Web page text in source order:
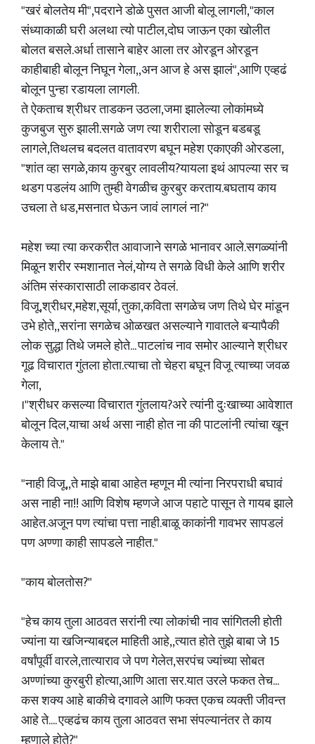
"खरं बोलतेय मी",पदराने डोळे पुसत आजी बोलू लागली,"काल
संध्याकाळी घरी अलथा त्यो पाटील,दोघ जाऊन एका खोलीत
बोलत बसले.अर्धा तासाने बाहेर आला तर ओरडून ओरडून
काहीबाही बोलून निघून गेला,,अन आज हे अस झालं",आणि एव्हढं
बोलून पुन्हा रडायला लागली.
ते ऐकताच श्रीधर ताडकन उठला,जमा झालेल्या लोकांमध्ये
कुजबुज सुरु झाली.सगळे जण त्या शरीराला सोडून बडबडू
लागले,तिथलच बदलत वातावरण बघून महेश एकाएकी ओरडला,
"शांत व्हा सगळे,काय कुरबुर लावलीय?यायला इथं आपल्या सर च
थडग पडलंय आणि तुम्ही वेगळीच कुरबुर करताय.बघताय काय
उचला ते धड,मसनात घेऊन जावं लागलं ना?"
महेश च्या त्या करकरीत आवाजाने सगळे भानावर आले.सगळ्यांनी
मिळून शरीर स्मशानात नेलं,योग्य ते सगळे विधी केले आणि शरीर
अंतिम संस्कारासाठी लाकडावर ठेवलं.
विजू,श्रीधर,महेश,सूर्या, तुका,कविता सगळेच जण तिथे घेर मांडून
उभे होते,,सरांना सगळेच ओळखत असल्याने गावातले बऱ्यापैकी
लोक सुद्धा तिथे जमले होते... पाटलांच नाव समोर आल्याने श्रीधर
गूढ विचारात गुंतला होता.त्याचा तो चेहरा बघून विजू त्याच्या जवळ
गेला,
।"श्रीधर कसल्या विचारात गुंतलाय?अरे त्यांनी दुःखाच्या आवेशात
बोलून दिल,याचा अर्थ असा नाही होत ना की पाटलांनी त्यांचा खून
केलाय ते."
"नाही विजू,,ते माझे बाबा आहेत म्हणून मी त्यांना निरपराधी बघावं
अस नाही ना!! आणि विशेष म्हणजे आज पहाटे पासून ते गायब झाले
आहेत.अजून पण त्यांचा पत्ता नाही.बाळू काकांनी गावभर सापडलं
पण अण्णा काही सापडले नाहीत."
"काय बोलतोस?"
"हेच काय तुला आठवत सरांनी त्या लोकांची नाव सांगितली होती
ज्यांना या खजिन्याबद्दल माहिती आहे,,त्यात होते तुझे बाबा जे 15
वर्षांपूर्वी वारले,तात्याराव जे पण गेलेत,सरपंच ज्यांच्या सोबत
अण्णांच्या कुरबुरी होत्या,आणि आता सर.यात उरले फकत तेच...
कस शक्य आहे बाकीचे दगावले आणि फक्त एकच व्यक्ती जीवन्त
आहे ते.... एव्हढंच काय तुला आठवत सभा संपल्यानंतर ते काय